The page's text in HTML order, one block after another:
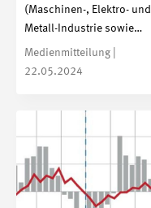
(Maschinen-, Elektro- und
Metall-Industrie sowie…
Medienmitteilung |
22.05.2024